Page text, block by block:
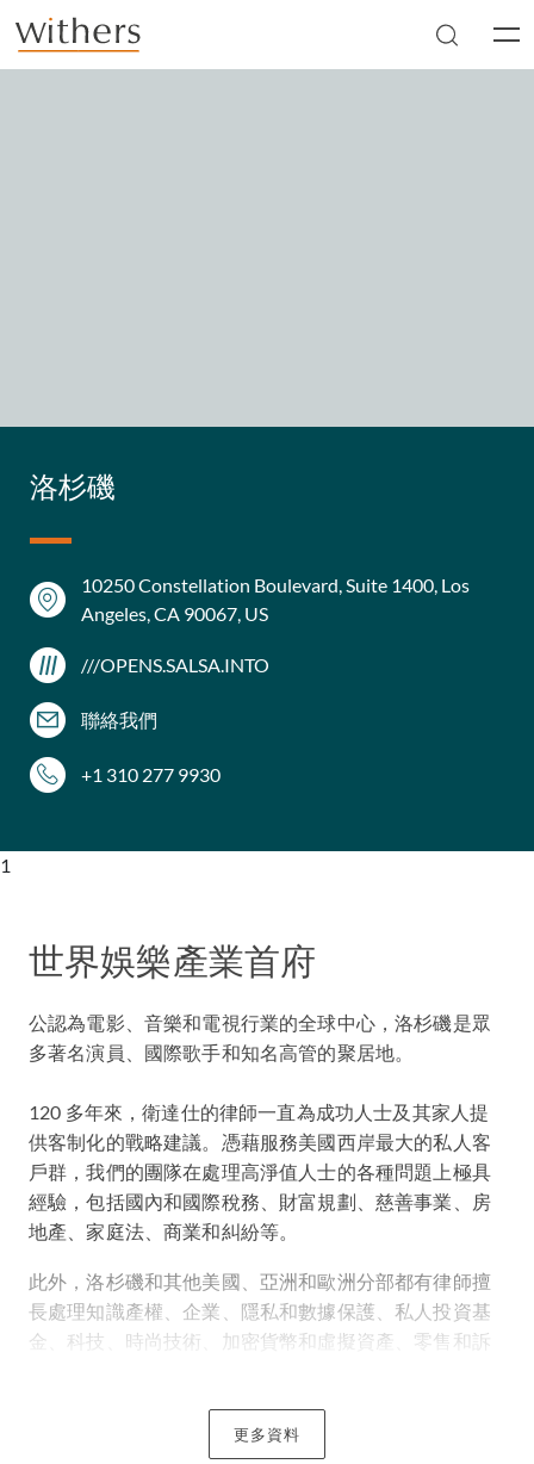
Skip to main content
洛杉磯
10250 Constellation Boulevard, Suite 1400, Los
Angeles, CA 90067, US
///OPENS.SALSA.INTO
聯絡我們
+1 310 277 9930
1
世界娛樂產業首府
公認為電影、音樂和電視行業的全球中心，洛杉磯是眾
多著名演員、國際歌手和知名高管的聚居地。
120 多年來，衛達仕的律師一直為成功人士及其家人提
供客制化的戰略建議。憑藉服務美國西岸最大的私人客
戶群，我們的團隊在處理高淨值人士的各種問題上極具
經驗，包括國內和國際稅務、財富規劃、慈善事業、房
地產、家庭法、商業和糾紛等。
此外，洛杉磯和其他美國、亞洲和歐洲分部都有律師擅
長處理知識產權、企業、隱私和數據保護、私人投資基
金、科技、時尚技術、加密貨幣和虛擬資產、零售和訴
街高管，我們都會隨時為您提供協助，解決您遇到的所
更多資料